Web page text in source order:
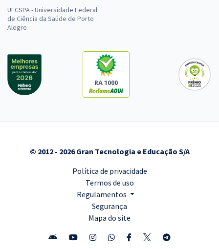
UFCSPA - Universidade Federal
de Ciência da Saúde de Porto
Alegre
RA 1000
© 2012 - 2026 Gran Tecnologia e Educação S/A
Política de privacidade
Termos de uso
Regulamentos
Segurança
Mapa do site